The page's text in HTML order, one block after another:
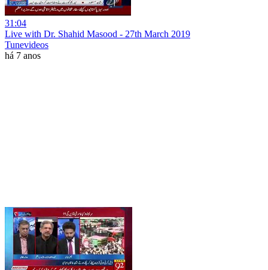
31:04
Live with Dr. Shahid Masood - 27th March 2019
Tunevideos
há 7 anos